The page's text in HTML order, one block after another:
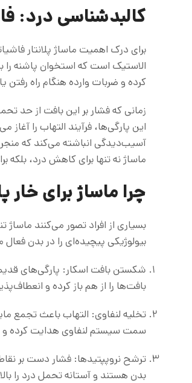
کالبدشناسی درد:
برای درک اهمیت ماساژ پلانتار
الاستیک است که استخوان پاشنه
کرده و ضربات وارده هنگام راه
زمانی که فشار بر این بافت از حد
این پارگی‌ها، فرآیند التهاب را
آسیب‌دیدگی انباشته می‌کند که منجر
ماساژ نه تنها برای کاهش درد،
چرا ماساژ برای
بسیاری از افراد تصور می‌کنند
بیولوژیکی پیچیده‌ای را در بدن
شکستن بافت اسکار: پارگی‌های
بافت‌ها را از هم باز کرده و
تخلیه لنفاوی: التهاب باعث تجمع
سمت سیستم لنفاوی هدایت کرده و
ترشح نروپپتیدها: فشار دست بر
بدن هستند و آستانه تحمل درد را